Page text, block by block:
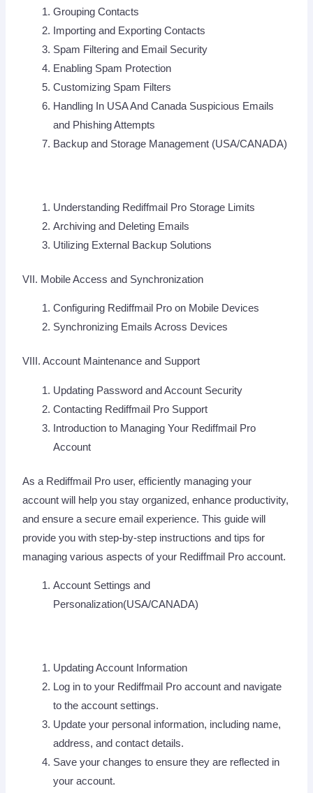
Grouping Contacts
Importing and Exporting Contacts
Spam Filtering and Email Security
Enabling Spam Protection
Customizing Spam Filters
Handling In USA And Canada Suspicious Emails
and Phishing Attempts
Backup and Storage Management (USA/CANADA)
Understanding Rediffmail Pro Storage Limits
Archiving and Deleting Emails
Utilizing External Backup Solutions
VII. Mobile Access and Synchronization
Configuring Rediffmail Pro on Mobile Devices
Synchronizing Emails Across Devices
VIII. Account Maintenance and Support
Updating Password and Account Security
Contacting Rediffmail Pro Support
Introduction to Managing Your Rediffmail Pro
Account
As a Rediffmail Pro user, efficiently managing your
account will help you stay organized, enhance productivity,
and ensure a secure email experience. This guide will
provide you with step-by-step instructions and tips for
managing various aspects of your Rediffmail Pro account.
Account Settings and
Personalization(USA/CANADA)
Updating Account Information
Log in to your Rediffmail Pro account and navigate
to the account settings.
Update your personal information, including name,
address, and contact details.
Save your changes to ensure they are reflected in
your account.